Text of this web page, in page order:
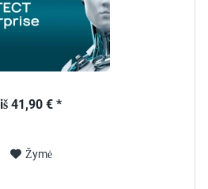
iš 41,90 € *
Žymė